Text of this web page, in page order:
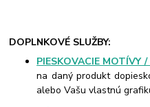
DOPLNKOVÉ SLUŽBY:
PIESKOVACIE MOTÍVY
na daný produkt
alebo Vašu vlastnú